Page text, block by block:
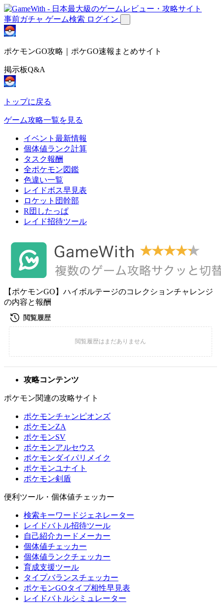
事前ガチャ ゲーム検索 ログイン
ポケモンGO攻略｜ポケGO速報まとめサイト
掲示板Q&A
トップに戻る
ゲーム攻略一覧を見る
イベント最新情報
個体値ランク計算
タスク報酬
全ポケモン図鑑
色違い一覧
レイドボス早見表
ロケット団幹部
R団したっぱ
レイド招待ツール
【ポケモンGO】ハイボルテージのコレクションチャレンジ
の内容と報酬
攻略コンテンツ
ポケモン関連の攻略サイト
ポケモンチャンピオンズ
ポケモンZA
ポケモンSV
ポケモンアルセウス
ポケモンダイパリメイク
ポケモンユナイト
ポケモン剣盾
便利ツール・個体値チェッカー
検索キーワードジェネレーター
レイドバトル招待ツール
自己紹介カードメーカー
個体値チェッカー
個体値ランクチェッカー
育成支援ツール
タイプバランスチェッカー
ポケモンGOタイプ相性早見表
レイドバトルシミュレーター